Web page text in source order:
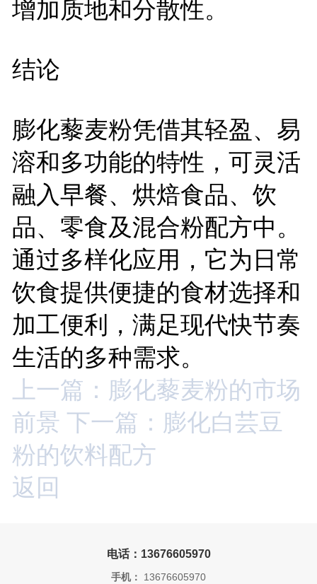
增加质地和分散性。
结论
膨化藜麦粉凭借其轻盈、易
溶和多功能的特性，可灵活
融入早餐、烘焙食品、饮
品、零食及混合粉配方中。
通过多样化应用，它为日常
饮食提供便捷的食材选择和
加工便利，满足现代快节奏
生活的多种需求。
上一篇：膨化藜麦粉的市场
前景 下一篇：膨化白芸豆
粉的饮料配方
返回
电话：13676605970
手机： 13676605970